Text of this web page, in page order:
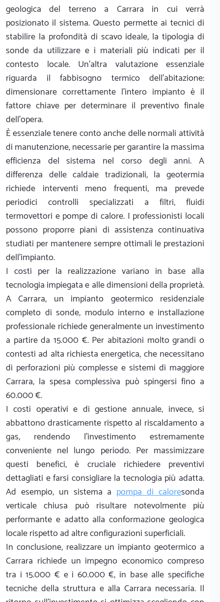
geologica del terreno a Carrara in cui verrà
posizionato il sistema. Questo permette ai tecnici di
stabilire la profondità di scavo ideale, la tipologia di
sonde da utilizzare e i materiali più indicati per il
contesto locale. Un'altra valutazione essenziale
riguarda il fabbisogno termico dell'abitazione:
dimensionare correttamente l'intero impianto è il
fattore chiave per determinare il preventivo finale
dell'opera.
È essenziale tenere conto anche delle normali attività
di manutenzione, necessarie per garantire la massima
efficienza del sistema nel corso degli anni. A
differenza delle caldaie tradizionali, la geotermia
richiede interventi meno frequenti, ma prevede
periodici controlli specializzati a filtri, fluidi
termovettori e pompe di calore. I professionisti locali
possono proporre piani di assistenza continuativa
studiati per mantenere sempre ottimali le prestazioni
dell'impianto.
I costi per la realizzazione variano in base alla
tecnologia impiegata e alle dimensioni della proprietà.
A Carrara, un impianto geotermico residenziale
completo di sonde, modulo interno e installazione
professionale richiede generalmente un investimento
a partire da 15.000 €. Per abitazioni molto grandi o
contesti ad alta richiesta energetica, che necessitano
di perforazioni più complesse e sistemi di maggiore
Carrara, la spesa complessiva può spingersi fino a
60.000 €.
I costi operativi e di gestione annuale, invece, si
abbattono drasticamente rispetto al riscaldamento a
gas, rendendo l'investimento estremamente
conveniente nel lungo periodo. Per massimizzare
questi benefici, è cruciale richiedere preventivi
dettagliati e farsi consigliare la tecnologia più adatta.
Ad esempio, un sistema a pompa di caloresonda
verticale chiusa può risultare notevolmente più
performante e adatto alla conformazione geologica
locale rispetto ad altre configurazioni superficiali.
In conclusione, realizzare un impianto geotermico a
Carrara richiede un impegno economico compreso
tra i 15.000 € e i 60.000 €, in base alle specifiche
tecniche della struttura e alla Carrara necessaria. Il